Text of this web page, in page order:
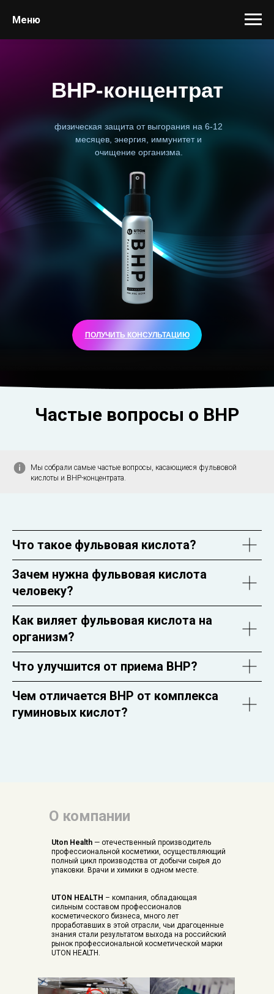
Меню
ПОЛУЧИТЬ КОНСУЛЬТАЦИЮ
физическая защита от выгорания на 6-12
месяцев, энергия, иммунитет и
очищение организма.
BHP-концентрат
Частые вопросы о BHP
Мы собрали самые частые вопросы, касающиеся фульвовой
кислоты и BHP-концентрата.
Что такое фульвовая кислота?
Зачем нужна фульвовая кислота
человеку?
Как виляет фульвовая кислота на
организм?
Что улучшится от приема BHP?
Чем отличается BHP от комплекса
гуминовых кислот?
О компании
Uton Health — отечественный производитель
профессиональной косметики, осуществляющий
полный цикл производства от добычи сырья до
упаковки. Врачи и химики в одном месте.
UTON HEALTH – компания, обладающая
сильным составом профессионалов
косметического бизнеса, много лет
проработавших в этой отрасли, чьи драгоценные
знания стали результатом выхода на российский
рынок профессиональной косметической марки
UTON HEALTH.